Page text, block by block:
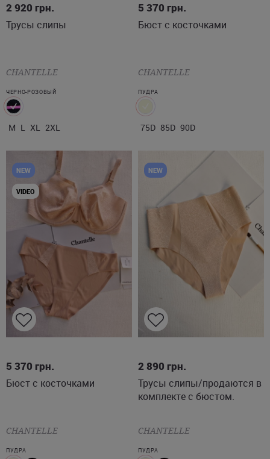
2 920 грн.
Трусы слипы
CHANTELLE
ЧЕРНО-РОЗОВЫЙ
M L XL 2XL
5 370 грн.
Бюст с косточками
CHANTELLE
ПУДРА
75D 85D 90D
NEW
VIDEO
5 370 грн.
Бюст с косточками
CHANTELLE
ПУДРА
NEW
2 890 грн.
Трусы слипы/продаются в
комплекте с бюстом.
CHANTELLE
ПУДРА